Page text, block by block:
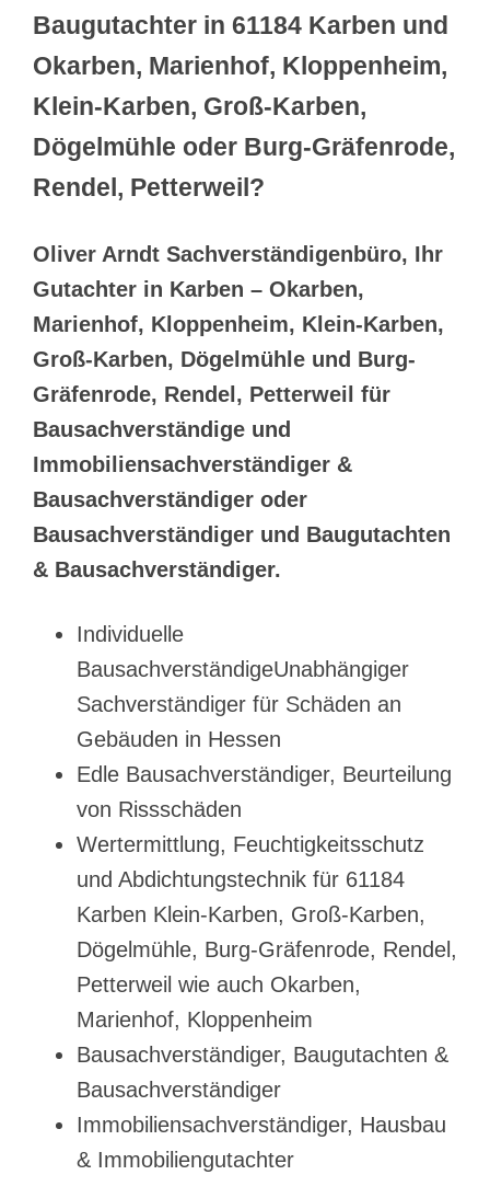
Baugutachter in 61184 Karben und
Okarben, Marienhof, Kloppenheim,
Klein-Karben, Groß-Karben,
Dögelmühle oder Burg-Gräfenrode,
Rendel, Petterweil?
Oliver Arndt Sachverständigenbüro, Ihr
Gutachter in Karben – Okarben,
Marienhof, Kloppenheim, Klein-Karben,
Groß-Karben, Dögelmühle und Burg-
Gräfenrode, Rendel, Petterweil für
Bausachverständige und
Immobiliensachverständiger &
Bausachverständiger oder
Bausachverständiger und Baugutachten
& Bausachverständiger.
Individuelle
BausachverständigeUnabhängiger
Sachverständiger für Schäden an
Gebäuden in Hessen
Edle Bausachverständiger, Beurteilung
von Rissschäden
Wertermittlung, Feuchtigkeitsschutz
und Abdichtungstechnik für 61184
Karben Klein-Karben, Groß-Karben,
Dögelmühle, Burg-Gräfenrode, Rendel,
Petterweil wie auch Okarben,
Marienhof, Kloppenheim
Bausachverständiger, Baugutachten &
Bausachverständiger
Immobiliensachverständiger, Hausbau
& Immobiliengutachter